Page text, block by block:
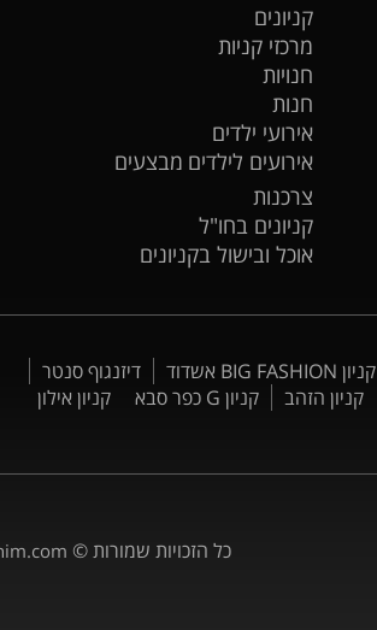
קניונים
מרכזי קניות
חנויות
חנות
אירועי ילדים
אירועים לילדים מבצעים
צרכנות
קניונים בחו"ל
אוכל ובישול בקניונים
קניון BIG FASHION אשדוד
דיזנגוף סנטר
קניון הזהב
קניון G כפר סבא קניון אילון
כל הזכויות שמורות ©